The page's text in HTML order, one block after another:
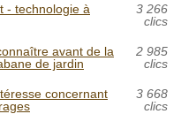
- technologie à
3 266
clics
avant de la
de jardin
2 985
clics
concernant
3 668
clics